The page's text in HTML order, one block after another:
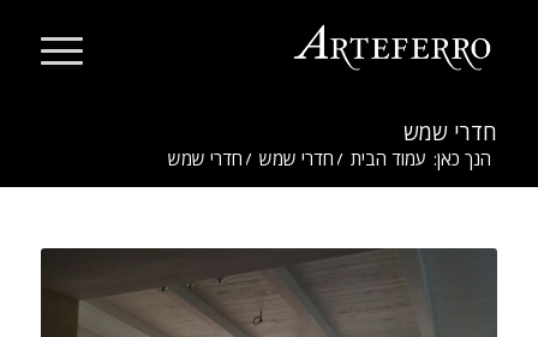
חדרי שמש
הנך כאן: עמוד הבית / חדרי שמש / חדרי שמש